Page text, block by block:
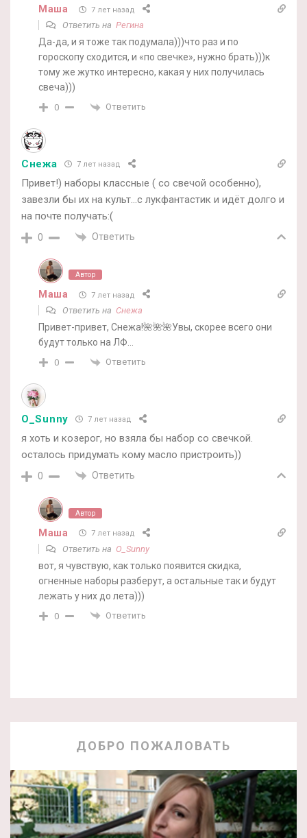
Маша 7 лет назад
Ответить на Регина
Да-да, и я тоже так подумала)))что раз и по
гороскопу сходится, и «по свечке», нужно брать)))к
тому же жутко интересно, какая у них получилась
свеча)))
0 Ответить
Снежа 7 лет назад
Привет!) наборы классные ( со свечой особенно),
завезли бы их на культ…с лукфантастик и идёт долго и
на почте получать:(
0 Ответить
Автор
Маша 7 лет назад
Ответить на Снежа
Привет-привет, Снежа!🌺🌺🌺Увы, скорее всего они
будут только на ЛФ…
0 Ответить
O_Sunny 7 лет назад
я хоть и козерог, но взяла бы набор со свечкой.
осталось придумать кому масло пристроить))
0 Ответить
Автор
Маша 7 лет назад
Ответить на O_Sunny
вот, я чувствую, как только появится скидка,
огненные наборы разберут, а остальные так и будут
лежать у них до лета)))
0 Ответить
ДОБРО ПОЖАЛОВАТЬ